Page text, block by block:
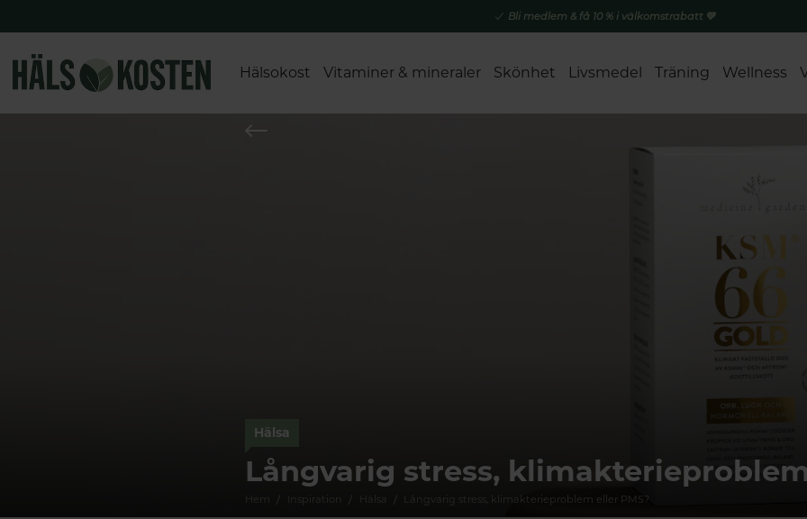
Bli medlem & få 10 % i välkomstrabatt 💚
Hälsokost Vitaminer & mineraler Skönhet Livsmedel Träning Wellness
Hälsa
Långvarig stress,
Hem Inspiration Långvarig stress, klimakterieproblem eller PMS?